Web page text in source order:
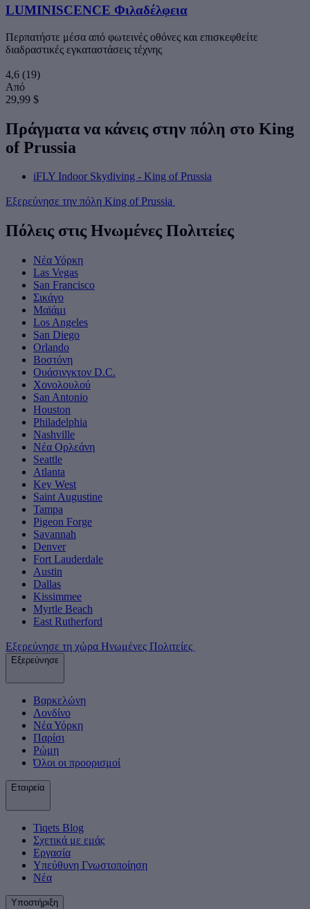
LUMINISCENCE Φιλαδέλφεια
Περπατήστε μέσα από φωτεινές οθόνες και επισκεφθείτε
διαδραστικές εγκαταστάσεις τέχνης
4,6 (19)
Από
29,99 $
Πράγματα να κάνεις στην πόλη στο King
of Prussia
iFLY Indoor Skydiving - King of Prussia
Εξερεύνησε την πόλη King of Prussia
Πόλεις στις Ηνωμένες Πολιτείες
Νέα Υόρκη
Las Vegas
San Francisco
Σικάγο
Μαϊάμι
Los Angeles
San Diego
Orlando
Βοστόνη
Ουάσινγκτον D.C.
Χονολουλού
San Antonio
Houston
Philadelphia
Nashville
Νέα Ορλεάνη
Seattle
Atlanta
Key West
Saint Augustine
Tampa
Pigeon Forge
Savannah
Denver
Fort Lauderdale
Austin
Dallas
Kissimmee
Myrtle Beach
East Rutherford
Εξερεύνησε τη χώρα Ηνωμένες Πολιτείες
Εξερεύνησε
Βαρκελώνη
Λονδίνο
Νέα Υόρκη
Παρίσι
Ρώμη
Όλοι οι προορισμοί
Εταιρεία
Tiqets Βlog
Σχετικά με εμάς
Εργασία
Υπεύθυνη Γνωστοποίηση
Νέα
Υποστήριξη